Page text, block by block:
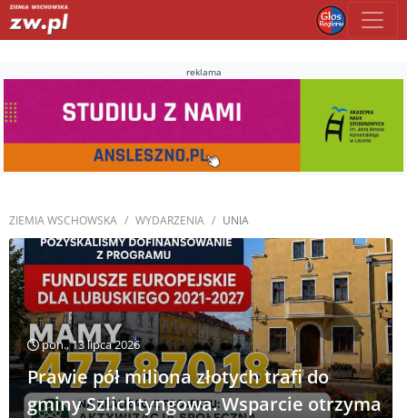
reklama
ZIEMIA WSCHOWSKA WYDARZENIA UNIA
pon., 13 lipca 2026
Prawie pół miliona złotych trafi do
gminy Szlichtyngowa. Wsparcie otrzyma